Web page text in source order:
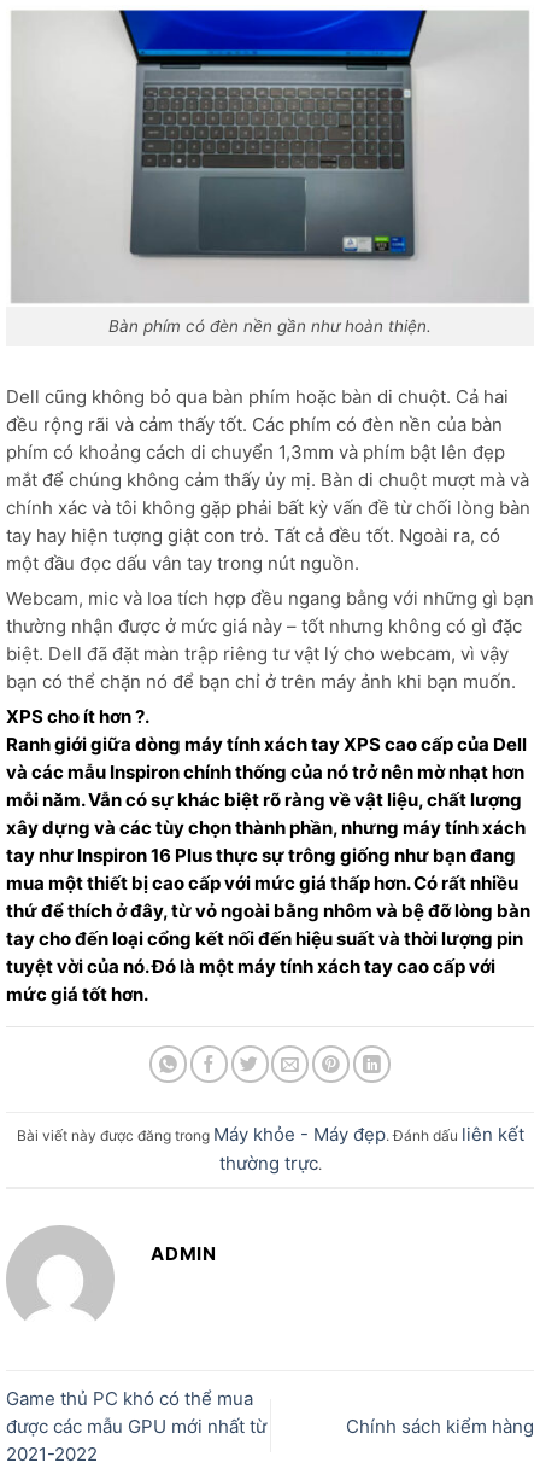
Bàn phím có đèn nền gần như hoàn thiện.
Dell cũng không bỏ qua bàn phím hoặc bàn di chuột. Cả hai
đều rộng rãi và cảm thấy tốt. Các phím có đèn nền của bàn
phím có khoảng cách di chuyển 1,3mm và phím bật lên đẹp
mắt để chúng không cảm thấy ủy mị. Bàn di chuột mượt mà và
chính xác và tôi không gặp phải bất kỳ vấn đề từ chối lòng bàn
tay hay hiện tượng giật con trỏ. Tất cả đều tốt. Ngoài ra, có
một đầu đọc dấu vân tay trong nút nguồn.
Webcam, mic và loa tích hợp đều ngang bằng với những gì bạn
thường nhận được ở mức giá này – tốt nhưng không có gì đặc
biệt. Dell đã đặt màn trập riêng tư vật lý cho webcam, vì vậy
bạn có thể chặn nó để bạn chỉ ở trên máy ảnh khi bạn muốn.
XPS cho ít hơn ?.
Ranh giới giữa dòng máy tính xách tay XPS cao cấp của Dell
và các mẫu Inspiron chính thống của nó trở nên mờ nhạt hơn
mỗi năm. Vẫn có sự khác biệt rõ ràng về vật liệu, chất lượng
xây dựng và các tùy chọn thành phần, nhưng máy tính xách
tay như Inspiron 16 Plus thực sự trông giống như bạn đang
mua một thiết bị cao cấp với mức giá thấp hơn. Có rất nhiều
thứ để thích ở đây, từ vỏ ngoài bằng nhôm và bệ đỡ lòng bàn
tay cho đến loại cổng kết nối đến hiệu suất và thời lượng pin
tuyệt vời của nó. Đó là một máy tính xách tay cao cấp với
mức giá tốt hơn.
Bài viết này được đăng trong Máy khỏe - Máy đẹp. Đánh dấu liên kết
thường trực.
ADMIN
Game thủ PC khó có thể mua
được các mẫu GPU mới nhất từ
2021-2022
Chính sách kiểm hàng